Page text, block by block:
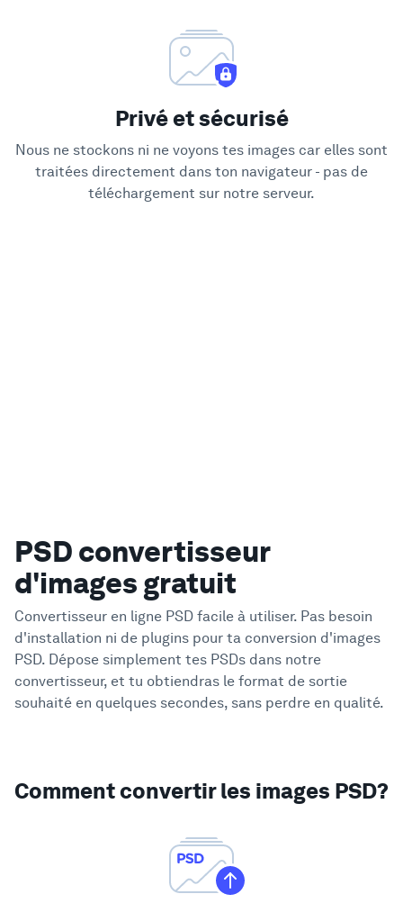
Privé et sécurisé
Nous ne stockons ni ne voyons tes images car elles sont
traitées directement dans ton navigateur - pas de
téléchargement sur notre serveur.
PSD convertisseur
d'images gratuit
Convertisseur en ligne PSD facile à utiliser. Pas besoin
d'installation ni de plugins pour ta conversion d'images
PSD. Dépose simplement tes PSDs dans notre
convertisseur, et tu obtiendras le format de sortie
souhaité en quelques secondes, sans perdre en qualité.
Comment convertir les images PSD?